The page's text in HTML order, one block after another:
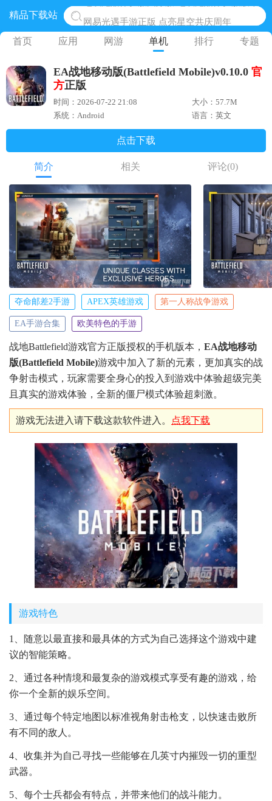
精品下载站
网易光遇手游正版 点亮星空共庆周年
黎明觉醒生机腾讯正版 黎明觉醒生机国际服
蛋仔派对下载 蛋仔派对体验服
奥特曼王者传奇 正版奥特曼游戏
首页 应用 网游 单机 排行 专题
EA战地移动版(Battlefield Mobile)v0.10.0 官
方正版
时间：2026-07-22 21:08
大小：57.7M
系统：Android
语言：英文
点击下载
简介 相关 评论(0)
夺命邮差2手游 APEX英雄游戏 第一人称战争游戏
EA手游合集 欧美特色的手游
战地Battlefield游戏官方正版授权的手机版本， EA战地移动
版(Battlefield Mobile)游戏中加入了新的元素，更加真实的战
争射击模式，玩家需要全身心的投入到游戏中体验超级完美
且真实的游戏体验，全新的僵尸模式体验超刺激。
游戏无法进入请下载这款软件进入。 点我下载
游戏特色
1、随意以最直接和最具体的方式为自己选择这个游戏中建
议的智能策略。
2、通过各种情境和最复杂的游戏模式享受有趣的游戏，给
你一个全新的娱乐空间。
3、通过每个特定地图以标准视角射击枪支，以快速击败所
有不同的敌人。
4、收集并为自己寻找一些能够在几英寸内摧毁一切的重型
武器。
5、每个士兵都会有特点，并带来他们的战斗能力。